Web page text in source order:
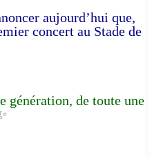
aujourd’hui que,
concert au Stade de
génération, de toute une